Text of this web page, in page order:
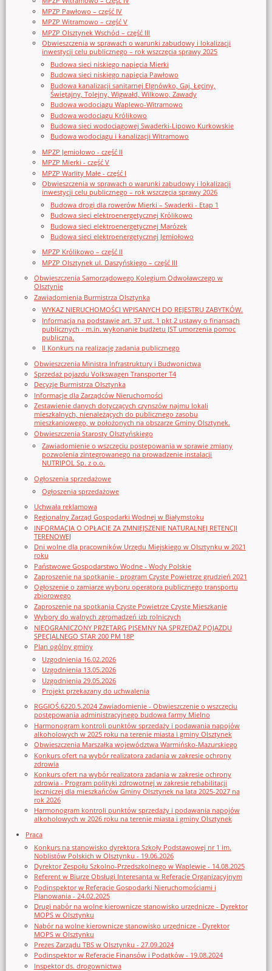
MPZP Pawłowo – część IV
MPZP Witramowo – część V
MPZP Olsztynek Wschód – część III
Obwieszczenia w sprawach o warunki zabudowy i lokalizacji
inwestycji celu publicznego – rok wszczęcia sprawy 2025
Budowa sieci niskiego napięcia Mierki
Budowa sieci niskiego napięcia Pawłowo
Budowa kanalizacji sanitarnej Elgnówko, Gaj, Łęciny,
Świętajny, Tolejny, Wigwałd, Wilkowo, Zawady
Budowa wodociągu Waplewo-Witramowo
Budowa wodociągu Królikowo
Budowa sieci wodociągowej Swaderki-Lipowo Kurkowskie
Budowa wodociągu i kanalizacji Witramowo
MPZP Jemiołowo - część II
MPZP Mierki - część V
MPZP Warlity Małe - część I
Obwieszczenia w sprawach o warunki zabudowy i lokalizacji
inwestycji celu publicznego – rok wszczęcia sprawy 2026
Budowa drogi dla rowerów Mierki – Swaderki - Etap 1
Budowa sieci elektroenergetycznej Królikowo
Budowa sieci elektroenergetycznej Marózek
Budowa sieci elektroenergetycznej Jemiołowo
MPZP Królikowo – część II
MPZP Olsztynek ul. Daszyńskiego – część III
Obwieszczenia Samorządowego Kolegium Odwoławczego w
Olsztynie
Zawiadomienia Burmistrza Olsztynka
WYKAZ NIERUCHOMOŚCI WPISANYCH DO REJESTRU ZABYTKÓW.
Informacja na podstawie art. 37 ust. 1 pkt 2 ustawy o finansach
publicznych - m.in. wykonanie budżetu JST umorzenia pomoc
publiczna.
II Konkurs na realizację zadania publicznego
Obwieszczenia Ministra Infrastruktury i Budwonictwa
Sprzedaż pojazdu Volkswagen Transporter T4
Decyzje Burmistrza Olsztynka
Informacje dla Zarządców Nieruchomości
Zestawienie danych dotyczących czynszów najmu lokali
mieszkalnych, nienależących do publicznego zasobu
mieszkaniowego, w położonych na obszarze Gminy Olsztynek.
Obwieszczenia Starosty Olsztyńskiego
Zawiadomienie o wszczęciu postępowania w sprawie zmiany
pozwolenia zintegrowanego na prowadzenie instalacji
NUTRIPOL Sp. z o.o.
Ogłoszenia sprzedażowe
Ogłoszenia sprzedażowe
Uchwała reklamowa
Regionalny Zarząd Gospodarki Wodnej w Białymstoku
INFORMACJA O OPŁACIE ZA ZMNIEJSZENIE NATURALNEJ RETENCJI
TERENOWEJ
Dni wolne dla pracowników Urzędu Miejskiego w Olsztynku w 2021
roku
Państwowe Gospodarstwo Wodne - Wody Polskie
Zaproszenie na spotkanie - program Czyste Powietrze grudzień 2021
Ogłoszenie o zamiarze wyboru operatora publicznego transportu
zbiorowego
Zaproszenie na spotkania Czyste Powietrze Czyste Mieszkanie
Wybory do walnych zgromadzeń izb rolniczych
NIEOGRANICZONY PRZETARG PISEMNY NA SPRZEDAŻ POJAZDU
SPECJALNEGO STAR 200 PM 18P
Plan ogólny gminy
Uzgodnienia 16.02.2026
Uzgodnienia 13.05.2026
Uzgodnienia 29.05.2026
Projekt przekazany do uchwalenia
RGGIOŚ.6220.5.2024 Zawiadomienie - Obwieszczenie o wszczęciu
postępowania administracyjnego budowa farmy Mielno
Harmonogram kontroli punktów sprzedaży i podawania napojów
alkoholowych w 2025 roku na terenie miasta i gminy Olsztynek
Obwieszczenia Marszałka województwa Warmińsko-Mazurskiego
Konkurs ofert na wybór realizatora zadania w zakresie ochrony
zdrowia
Konkurs ofert na wybór realizatora zadania w zakresie ochrony
zdrowia - Program polityki zdrowotnej w zakresie rehabilitacji
leczniczej dla mieszkańców Gminy Olsztynek na lata 2025-2027 na
rok 2026
Harmonogram kontroli punktów sprzedaży i podawania napojów
alkoholowych w 2026 roku na terenie miasta i gminy Olsztynek
Praca
Konkurs na stanowisko dyrektora Szkoły Podstawowej nr 1 im.
Noblistów Polskich w Olsztynku - 19.06.2026
Dyrektor Zespołu Szkolno-Przedszkolnego w Waplewie - 14.08.2025
Referent w Biurze Obsługi Interesanta w Referacie Organizacyjnym
Podinspektor w Referacie Gospodarki Nieruchomościami i
Planowania - 24.02.2025
Drugi nabór na wolne kierownicze stanowisko urzędnicze - Dyrektor
MOPS w Olsztynku
Nabór na wolne kierownicze stanowisko urzędnicze - Dyrektor
MOPS w Olsztynku
Prezes Zarządu TBS w Olsztynku - 27.09.2024
Podinspektor w Referacie Finansów i Podatków - 19.08.2024
Inspektor ds. drogownictwa